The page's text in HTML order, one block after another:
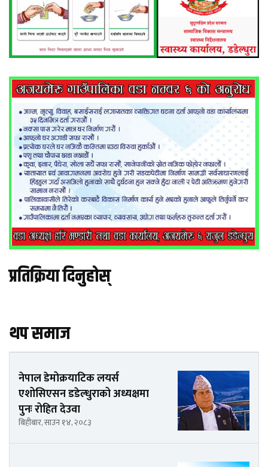
प्रतिक्रिया दिनुहोस्
थप समाज
नेपाल डेमोक्रयाटिक लयर्स
एशोसिएसन डडेल्धुराको अध्यक्षमा
पुनः रोहित देउवा
बिहीबार, साउन १४, २०८३